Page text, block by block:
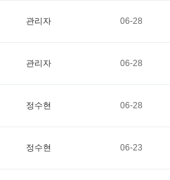
관리자 06-28
관리자 06-28
정수현 06-28
정수현 06-23